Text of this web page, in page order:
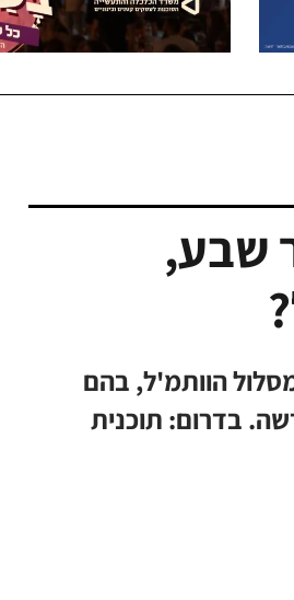
שבע,
הכרזה במסלול הוותמ'ל, בהם
וכ-25 אלף בבנייה חדשה. בדרום: תוכנית